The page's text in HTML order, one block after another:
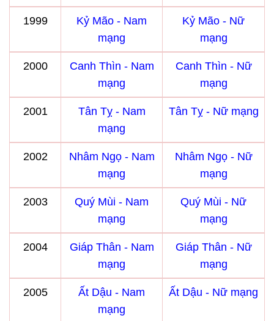
1999
Kỷ Mão - Nam
mạng
Kỷ Mão - Nữ
mạng
2000
Canh Thìn - Nam
mạng
Canh Thìn - Nữ
mạng
2001
Tân Tỵ - Nam
mạng
Tân Tỵ - Nữ mạng
2002
Nhâm Ngọ - Nam
mạng
Nhâm Ngọ - Nữ
mạng
2003
Quý Mùi - Nam
mạng
Quý Mùi - Nữ
mạng
2004
Giáp Thân - Nam
mạng
Giáp Thân - Nữ
mạng
2005
Ất Dậu - Nam
mạng
Ất Dậu - Nữ mạng